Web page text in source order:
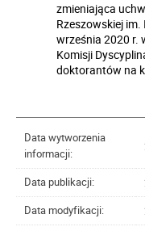
zmieniająca
Rzeszowskiej
września 2020 r.
Komisji
doktorantów na
Data wytworzenia
informacji:
Data publikacji:
Data modyfikacji: